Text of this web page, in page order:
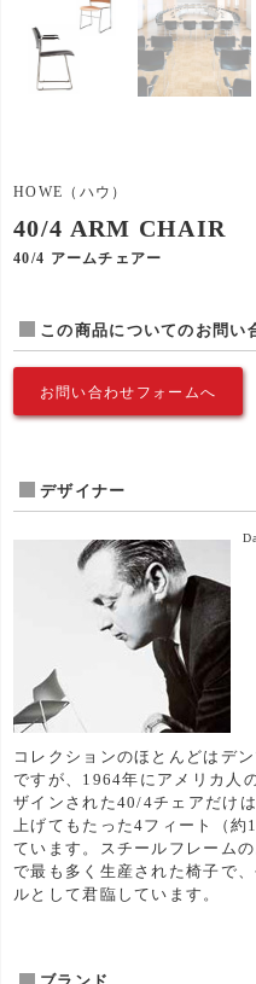
HOWE（ハウ）
40/4 ARM CHAIR
40/4 アームチェアー
この商品についてのお問い
お問い合わせフォームへ
デザイナー
コレクションのほとんどはデ
ですが、1964年にアメリカ人
ザインされた40/4チェアだけ
上げてもたった4フィート（
ています。スチールフレーム
で最も多く生産された椅子で
ルとして君臨しています。